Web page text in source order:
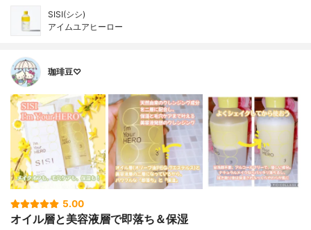
SISI(シシ)
アイムユアヒーロー
珈琲豆♡
5.00
オイル層と美容液層で即落ち＆保湿